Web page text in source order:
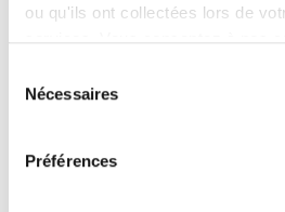
ou qu'ils ont collectées lors de
Nécessaires
Préférences